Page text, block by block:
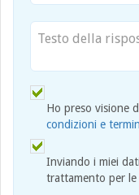
Ho preso visione
condizioni e
Inviando i miei
trattamento per